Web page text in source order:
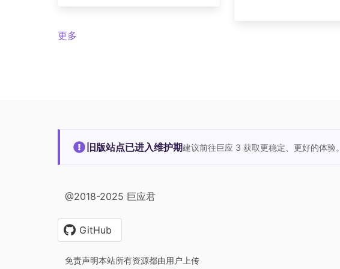
更多
旧版站点已进入维护期建议前往巨应 3 获取更稳定、更好的体验。
@2018-2025 巨应君
GitHub
免责声明本站所有资源都由用户上传